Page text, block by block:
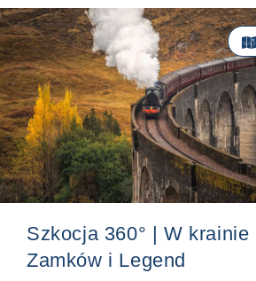

Szkocja 360° | W krainie
Zamków i Legend